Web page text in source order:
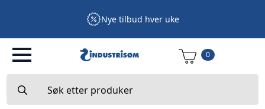
Nye tilbud hver uke
0
for: